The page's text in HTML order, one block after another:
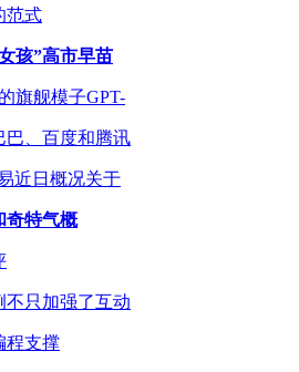
范式
孩”高市早苗
旗舰模子GPT-
巴、百度和腾讯
近日概况关于
奇特气概
不只加强了互动
程支撑